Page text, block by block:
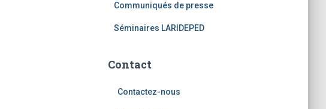
Communiqués de presse
Séminaires LARIDEPED
Contact
Contactez-nous